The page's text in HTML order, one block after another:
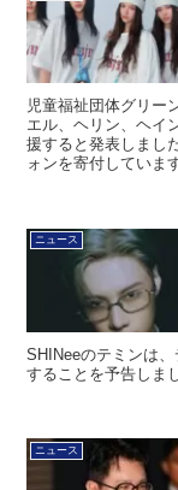
児童福祉団体グリー
エル、ヘリン、ヘイ
援すると発表しまし
ォンを寄付しています
ニュース
SHINeeのテミンは
することを予告しま
ニュース